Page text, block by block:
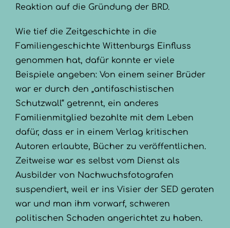
Reaktion auf die Gründung der BRD.
Wie tief die Zeitgeschichte in die
Familiengeschichte Wittenburgs Einfluss
genommen hat, dafür konnte er viele
Beispiele angeben: Von einem seiner Brüder
war er durch den „antifaschistischen
Schutzwall“ getrennt, ein anderes
Familienmitglied bezahlte mit dem Leben
dafür, dass er in einem Verlag kritischen
Autoren erlaubte, Bücher zu veröffentlichen.
Zeitweise war es selbst vom Dienst als
Ausbilder von Nachwuchsfotografen
suspendiert, weil er ins Visier der SED geraten
war und man ihm vorwarf, schweren
politischen Schaden angerichtet zu haben.